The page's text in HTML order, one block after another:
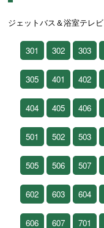
ジェットバス＆浴室テレビ
301 302 303
305 401 402
404 405 406
501 502 503
505 506 507
602 603 604
606 607 701